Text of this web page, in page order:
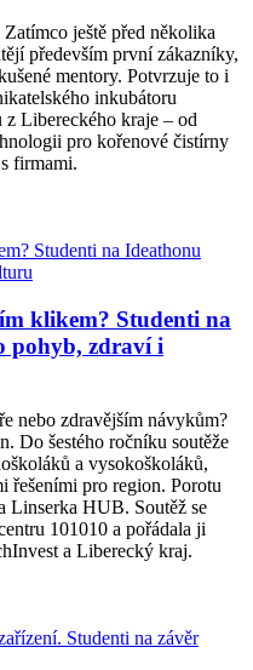
ještě před několika
především první zákazníky,
mentory. Potvrzuje to i
inkubátoru
Libereckého kraje – od
pro kořenové čistírny
firmami.
klikem? Studenti na
pohyb, zdraví i
nebo zdravějším návykům?
Do šestého ročníku soutěže
a vysokoškoláků,
řešeními pro region. Porotu
Linserka HUB. Soutěž se
101010 a pořádala ji
a Liberecký kraj.